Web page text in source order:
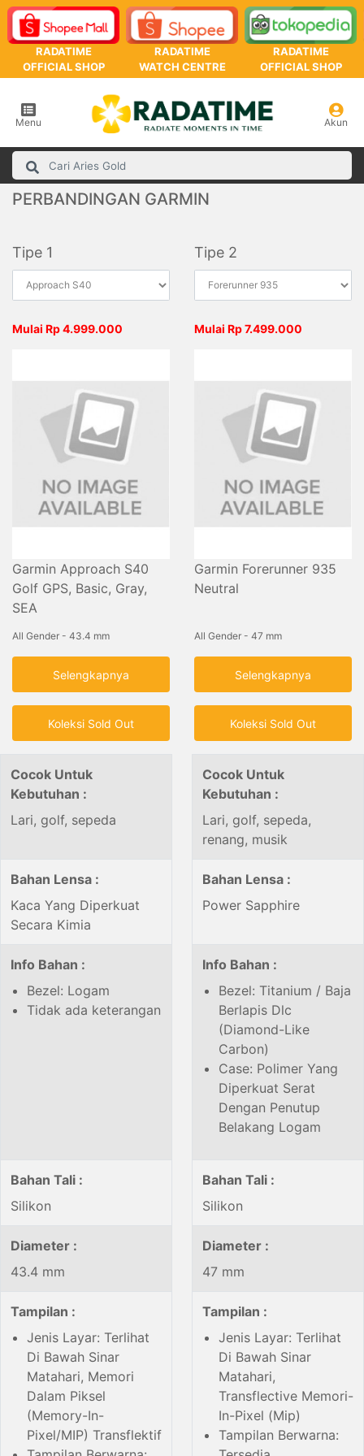
RADATIME
OFFICIAL SHOP
RADATIME
WATCH CENTRE
RADATIME
OFFICIAL SHOP
Menu Akun
PERBANDINGAN GARMIN
Tipe 1 Tipe 2
Mulai Rp 4.999.000
Garmin Approach S40
Golf GPS, Basic, Gray,
SEA
All Gender - 43.4 mm
Selengkapnya
Koleksi Sold Out
Mulai Rp 7.499.000
Garmin Forerunner 935
Neutral
All Gender - 47 mm
Selengkapnya
Koleksi Sold Out
Cocok Untuk
Kebutuhan :
Lari, golf, sepeda
Cocok Untuk
Kebutuhan :
Lari, golf, sepeda,
renang, musik
Bahan Lensa :
Kaca Yang Diperkuat
Secara Kimia
Bahan Lensa :
Power Sapphire
Info Bahan :
Bezel: Logam
Tidak ada keterangan
Info Bahan :
Bezel: Titanium / Baja
Berlapis Dlc
(Diamond-Like
Carbon)
Case: Polimer Yang
Diperkuat Serat
Dengan Penutup
Belakang Logam
Bahan Tali :
Silikon
Bahan Tali :
Silikon
Diameter :
43.4 mm
Diameter :
47 mm
Tampilan :
Jenis Layar: Terlihat
Di Bawah Sinar
Matahari, Memori
Dalam Piksel
(Memory-In-
Pixel/MIP) Transflektif
Tampilan :
Jenis Layar: Terlihat
Di Bawah Sinar
Matahari,
Transflective Memori-
In-Pixel (Mip)
Tampilan Berwarna: